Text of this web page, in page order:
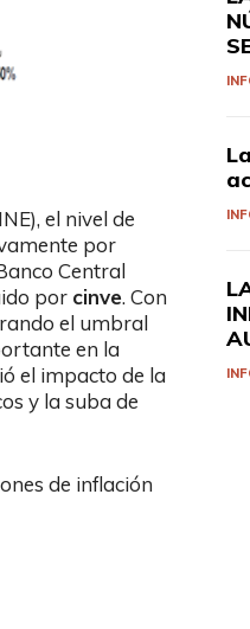
el nivel de
por
Central
por cinve. Con
el umbral
en la
el impacto de la
y la suba de
de inflación